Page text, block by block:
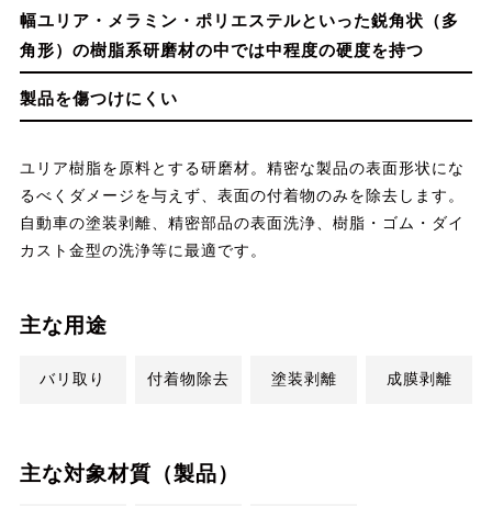
幅ユリア・メラミン・ポリエステルといった鋭角状（多
角形）の樹脂系研磨材の中では中程度の硬度を持つ
製品を傷つけにくい
ユリア樹脂を原料とする研磨材。精密な製品の表面形状にな
るべくダメージを与えず、表面の付着物のみを除去します。
自動車の塗装剥離、精密部品の表面洗浄、樹脂・ゴム・ダイ
カスト金型の洗浄等に最適です。
主な用途
バリ取り 付着物除去 塗装剥離 成膜剥離
主な対象材質（製品）